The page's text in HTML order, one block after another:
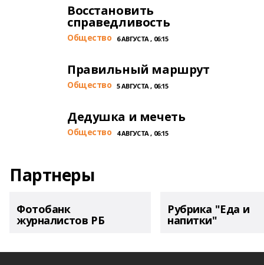
Восстановить
справедливость
Общество 6 АВГУСТА , 06:15
Правильный маршрут
Общество 5 АВГУСТА , 06:15
Дедушка и мечеть
Общество 4 АВГУСТА , 06:15
Партнеры
Фотобанк
журналистов РБ
Рубрика "Еда и
напитки"